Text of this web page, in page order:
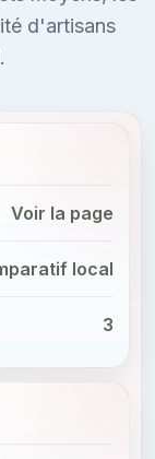
d'artisans
Voir la page
local
3